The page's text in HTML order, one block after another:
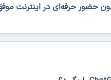
حضور حرفه‌ای در اینترنت